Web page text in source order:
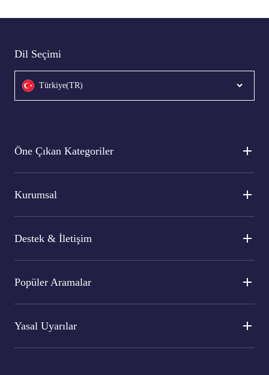
Dil Seçimi
Türkiye(TR)
Öne Çıkan Kategoriler
Kurumsal
Destek & İletişim
Popüler Aramalar
Yasal Uyarılar